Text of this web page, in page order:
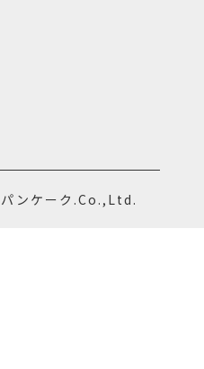
ンケーク.Co.,Ltd.